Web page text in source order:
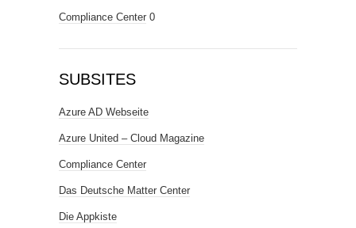
Compliance Center 0
SUBSITES
Azure AD Webseite
Azure United – Cloud Magazine
Compliance Center
Das Deutsche Matter Center
Die Appkiste